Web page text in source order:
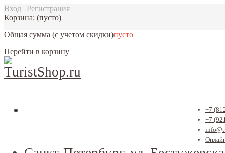
Вход | Регистрация
Корзина: (пусто)
Общая сумма (с учетом скидки)пусто
Перейти в корзину
+7
+7